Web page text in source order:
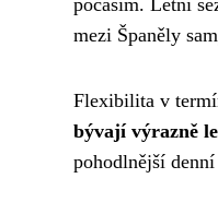
mezi Španěly
Flexibilita v
bývají výrazně
pohodlnější denní